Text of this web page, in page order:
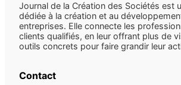
Journal de la Création des Sociétés est
dédiée à la création et au
entreprises. Elle connecte les
clients qualifiés, en leur offrant plus de
outils concrets pour faire grandir leur
Contact